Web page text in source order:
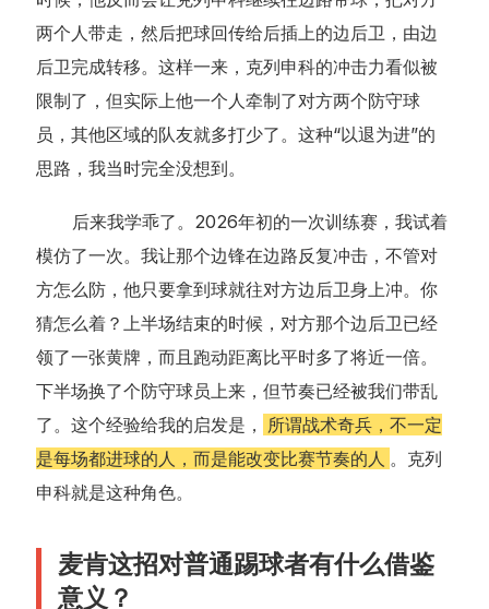
两个人带走，然后把球回传给后插上的边后卫，由边
后卫完成转移。这样一来，克列申科的冲击力看似被
限制了，但实际上他一个人牵制了对方两个防守球
员，其他区域的队友就多打少了。这种“以退为进”的
思路，我当时完全没想到。
后来我学乖了。2026年初的一次训练赛，我试着
模仿了一次。我让那个边锋在边路反复冲击，不管对
方怎么防，他只要拿到球就往对方边后卫身上冲。你
猜怎么着？上半场结束的时候，对方那个边后卫已经
领了一张黄牌，而且跑动距离比平时多了将近一倍。
下半场换了个防守球员上来，但节奏已经被我们带乱
了。这个经验给我的启发是， 所谓战术奇兵，不一定
是每场都进球的人，而是能改变比赛节奏的人 。克列
申科就是这种角色。
麦肯这招对普通踢球者有什么借鉴
意义？